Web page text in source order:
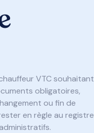
VTC souhaitant
obligatoires,
ou fin de
en règle au registre